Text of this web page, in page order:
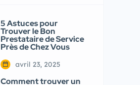
5 Astuces pour
Trouver le Bon
Prestataire de Service
Près de Chez Vous
avril 23, 2025
Comment trouver un